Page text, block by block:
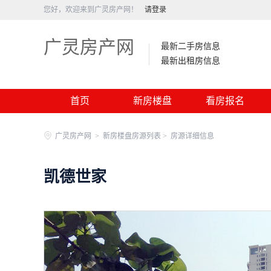
您好，欢迎来到广灵房产网！ 请登录
广灵房产网
最新二手房信息
最新出租房信息
首页 新房楼盘 看房报名
广灵房产网 > 新房楼盘房源列表 > 房源详细信息
凯德世家